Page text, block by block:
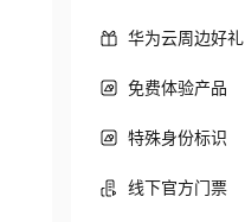
华为云周边好礼
免费体验产品
特殊身份标识
线下官方门票